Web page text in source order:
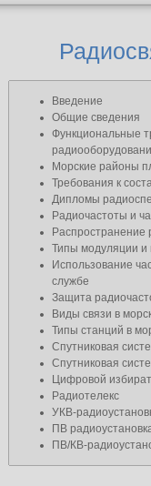
Введение
Общие сведения
Функциональные
Морские районы
Требования к
Дипломы
Радиочастоты и
Распространение
Типы модуляции и
Использование
службе
Защита
Виды связи в
Типы станций в
Спутниковая
Спутниковая
Цифровой
Радиотелекс
УКВ-
ПВ
ПВ/КВ-